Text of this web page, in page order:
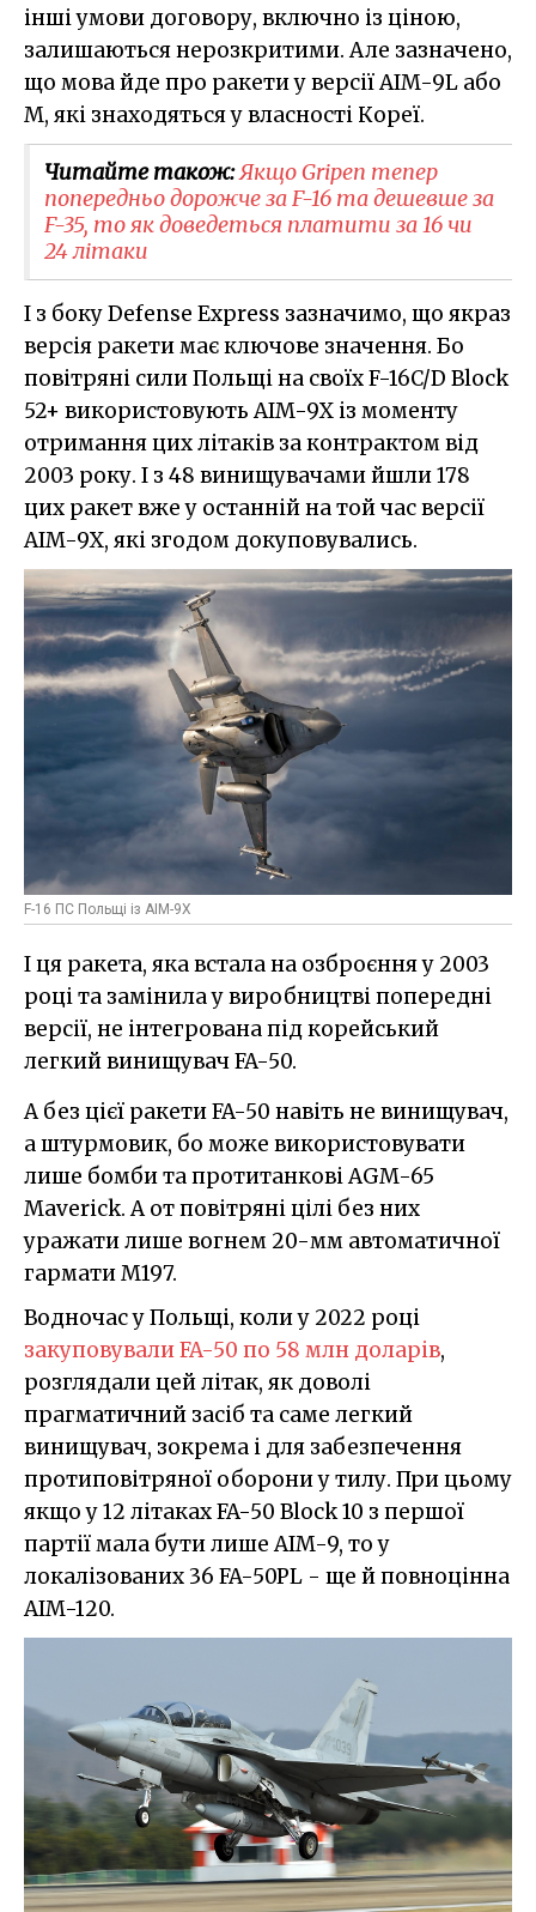
інші умови договору, включно із ціною,
залишаються нерозкритими. Але зазначено,
що мова йде про ракети у версії AIM-9L або
M, які знаходяться у власності Кореї.
Читайте також:Якщо Gripen тепер
попередньо дорожче за F-16 та дешевше за
F-35, то як доведеться платити за 16 чи
24 літаки
І з боку Defense Express зазначимо, що якраз
версія ракети має ключове значення. Бо
повітряні сили Польщі на своїх F-16C/D Block
52+ використовують AIM-9X із моменту
отримання цих літаків за контрактом від
2003 року. І з 48 винищувачами йшли 178
цих ракет вже у останній на той час версії
AIM-9X, які згодом докуповувались.
F-16 ПС Польщі із AIM-9X
І ця ракета, яка встала на озброєння у 2003
році та замінила у виробництві попередні
версії, не інтегрована під корейський
легкий винищувач FA-50.
А без цієї ракети FA-50 навіть не винищувач,
а штурмовик, бо може використовувати
лише бомби та протитанкові AGM-65
Maverick. А от повітряні цілі без них
уражати лише вогнем 20-мм автоматичної
гармати M197.
Водночас у Польщі, коли у 2022 році
закуповували FA-50 по 58 млн доларів,
розглядали цей літак, як доволі
прагматичний засіб та саме легкий
винищувач, зокрема і для забезпечення
протиповітряної оборони у тилу. При цьому
якщо у 12 літаках FA-50 Block 10 з першої
партії мала бути лише AIM-9, то у
локалізованих 36 FA-50PL - ще й повноцінна
AIM-120.